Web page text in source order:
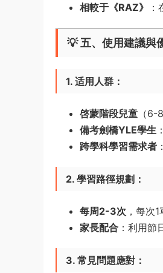
相較于《RAZ》
💡 五、使用建議與
1. 适用人群 ：
啓蒙階段兒童 （
備考劍橋YLE學生
跨學科學習需求者
2. 學習路徑規劃 ：
每周2-3次 ，每次
家長配合 ：利用節
3. 常見問題應對 ：